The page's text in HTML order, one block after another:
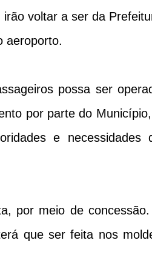
voltar a ser da
aeroporto.
possa ser
por parte do
e necessidades
por meio de
que ser feita nos